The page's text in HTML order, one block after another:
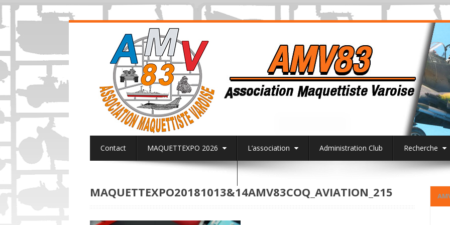
Contact MAQUETTEXPO 2026 L’association Administration Club Recherche
MAQUETTEXPO20181013&14AMV83COQ_AVIATION_215